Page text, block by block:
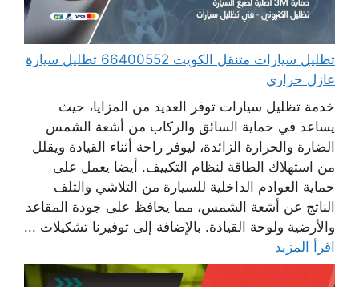
تظليل سيارات متنقل الكويت 66400552 تظليل سيارة
عازل حراري
خدمة تظليل سيارات توفر العديد من المزايا، حيث
يساعد في حماية السائق والركاب من أشعة الشمس
الضارة والحرارة الزائدة، ليوفر راحة أثناء القيادة ويقلل
من استهلاك الطاقة لنظام التكييف. أيضا يعمل على
حماية العوادم الداخلية للسيارة من التلاشي والتلف
الناتج عن أشعة الشمس، مما يحافظ على جودة المقاعد
والأرضية ولوحة القيادة. بالإضافة إلى توفيرنا تشكيلات ...
اقرأ المزيد